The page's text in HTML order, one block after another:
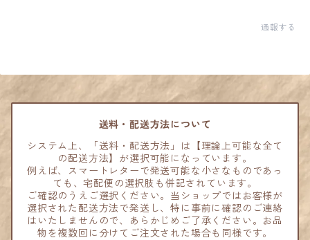
通報する
送料・配送方法について
システム上、「送料・配送方法」は【理論上可能な全て
の配送方法】が選択可能になっています。
例えば、スマートレターで発送可能な小さなものであっ
ても、宅配便の選択肢も併記されています。
ご確認のうえご選択ください。当ショップではお客様が
選択された配送方法で発送し、特に事前に確認のご連絡
はいたしませんので、あらかじめご了承ください。お品
物を複数回に分けてご注文された場合も同様です。